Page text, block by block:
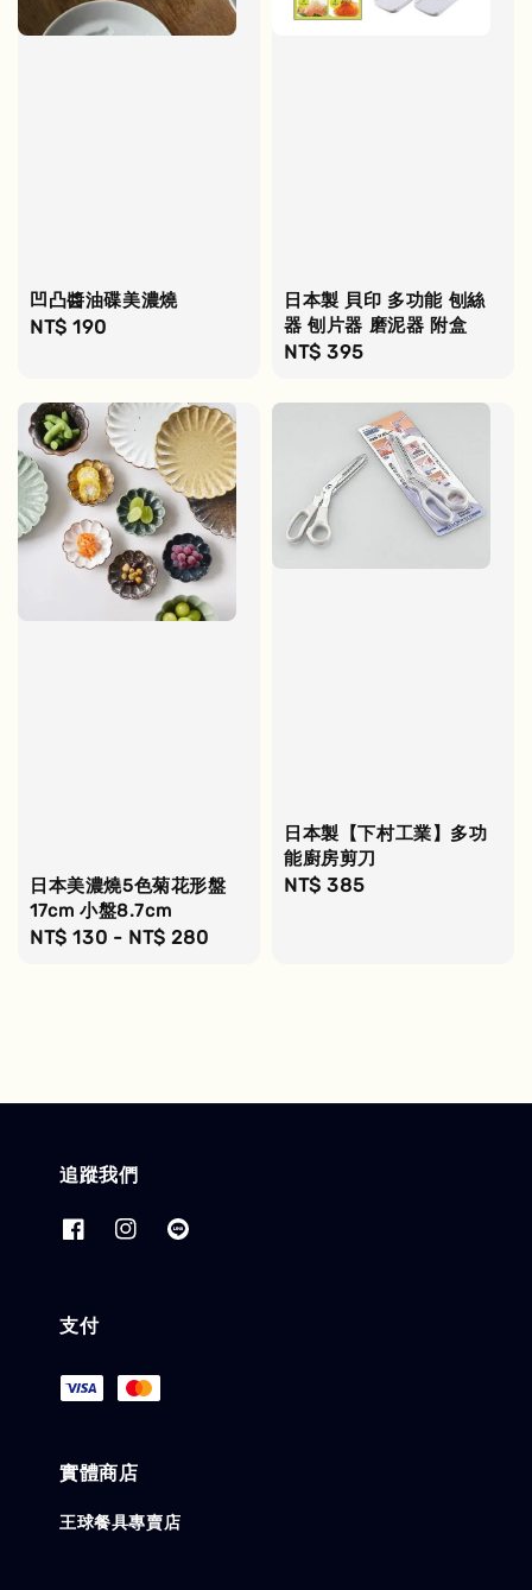
凹凸醬油碟美濃燒
Regular
NT$ 190
日本製 貝印 多功能 刨絲
器 刨片器 磨泥器 附盒
Regular
NT$ 395
日本美濃燒5色菊花形盤
17cm 小盤8.7cm
Regular
NT$ 130 - NT$ 280
日本製【下村工業】多功
能廚房剪刀
Regular
NT$ 385
追蹤我們
支付
實體商店
王球餐具專賣店